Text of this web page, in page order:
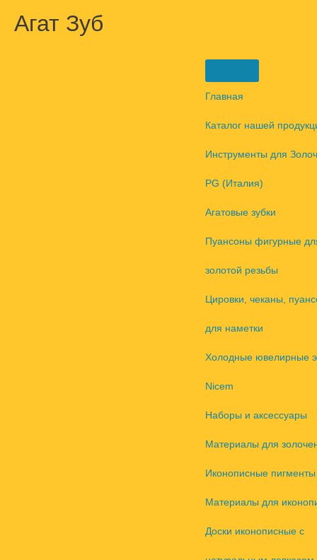
Агат Зуб
Главная
Каталог нашей
Инструменты для
PG (Италия)
Агатовые зубки
Пуансоны фигурные
золотой резьбы
Цировки, чеканы,
для наметки
Холодные ювелирные
Nicem
Наборы и аксессуары
Материалы для
Иконописные пигменты
Материалы для
Доски иконописные с